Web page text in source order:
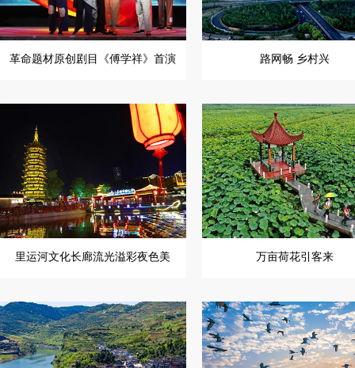
革命题材原创剧目《傅学祥》首演 路网畅 乡村兴
里运河文化长廊流光溢彩夜色美 万亩荷花引客来